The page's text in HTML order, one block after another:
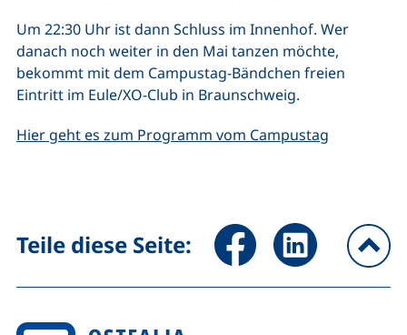
Um 22:30 Uhr ist dann Schluss im Innenhof. Wer
danach noch weiter in den Mai tanzen möchte,
bekommt mit dem Campustag-Bändchen freien
Eintritt im Eule/XO-Club in Braunschweig.
Hier geht es zum Programm vom Campustag
Teile diese Seite: Seite über Facebook teilen
Seite über